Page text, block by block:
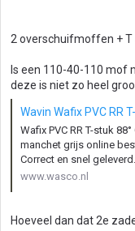
2 overschuifmoffen + T
Is een 110-40-110 mof
deze is niet zo heel
Wavin Wafix PVC RR T-stuk
Wafix PVC RR T-stuk
manchet grijs online
Correct en snel
www.wasco.nl
Hoeveel dan dat 2e